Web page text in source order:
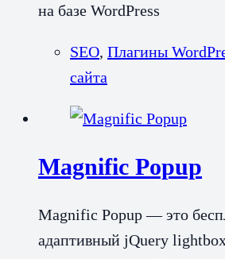
на базе WordPress
SEO, Плагины
сайта
Magnific Popup
Magnific Popup — это
адаптивный jQuery